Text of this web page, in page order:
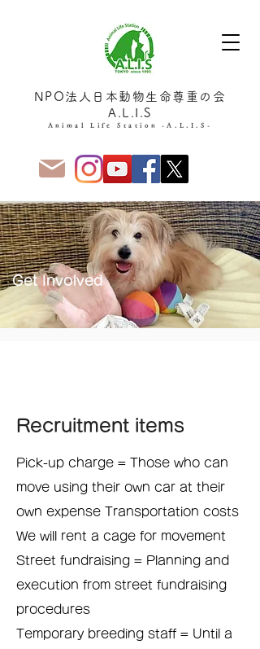
NPO法人日本動物生命尊重の会
A.L.I.S
Animal Life Station -A.L.I.S-
Get Involved
Recruitment items
Pick-up charge = Those who can
move using their own car at their
own expense Transportation costs
We will rent a cage for movement
Street fundraising = Planning and
execution from street fundraising
procedures
Temporary breeding staff = Until a